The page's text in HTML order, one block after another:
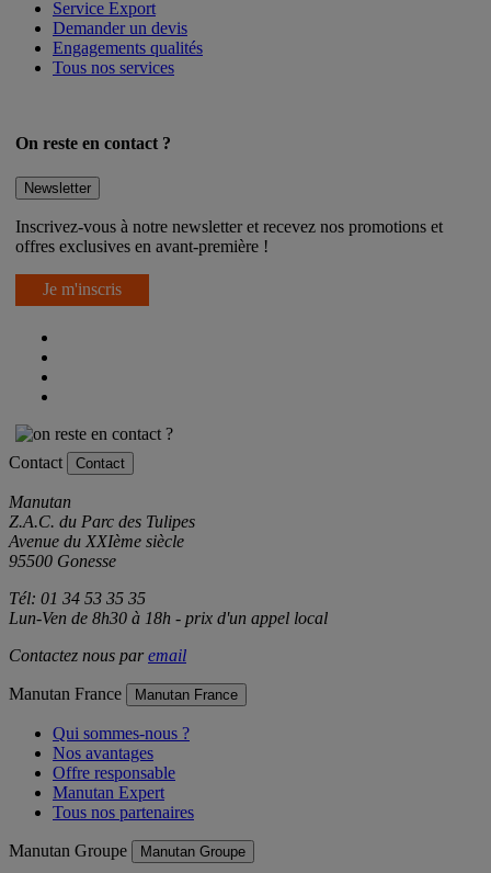
Service Export
Demander un devis
Engagements qualités
Tous nos services
On reste en contact ?
Newsletter
Inscrivez-vous à notre newsletter et recevez nos promotions et
offres exclusives en avant-première !
Je m'inscris
Contact Contact
Manutan
Z.A.C. du Parc des Tulipes
Avenue du XXIème siècle
95500 Gonesse
Tél: 01 34 53 35 35
Lun-Ven de 8h30 à 18h - prix d'un appel local
Contactez nous paremail
Manutan France Manutan France
Qui sommes-nous ?
Nos avantages
Offre responsable
Manutan Expert
Tous nos partenaires
Manutan Groupe Manutan Groupe